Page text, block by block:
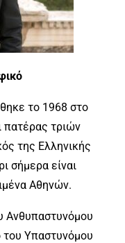
το 1968 στο
πατέρας τριών
της Ελληνικής
σήμερα είναι
Αθηνών.
Ανθυπαστυνόμου
του Υπαστυνόμου